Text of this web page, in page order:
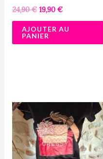
24,90€ 19,90 €
AJOUTER AU
PANIER